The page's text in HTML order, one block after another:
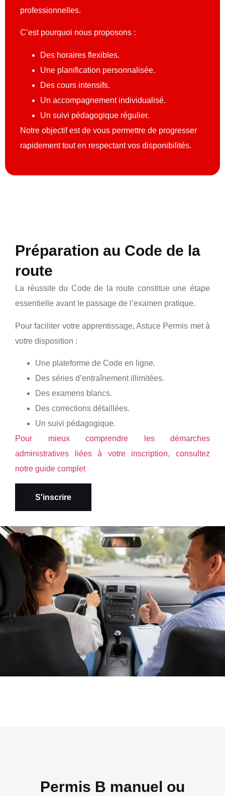
professionnelles.
C’est pourquoi nous proposons :
Des horaires flexibles.
Une planification personnalisée.
Des cours intensifs.
Un accompagnement individualisé.
Un suivi pédagogique régulier.
Notre objectif est de vous permettre de progresser
rapidement tout en respectant vos disponibilités.
Préparation au Code de la
route
La réussite du Code de la route constitue une étape
essentielle avant le passage de l’examen pratique.
Pour faciliter votre apprentissage, Astuce Permis met à
votre disposition :
Une plateforme de Code en ligne.
Des séries d’entraînement illimitées.
Des examens blancs.
Des corrections détaillées.
Un suivi pédagogique.
Pour mieux comprendre les démarches
administratives liées à votre inscription, consultez
notre guide complet
S'inscrire
Permis B manuel ou